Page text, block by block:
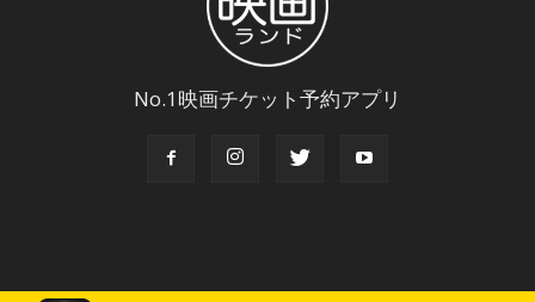
No.1映画チケット予約アプリ